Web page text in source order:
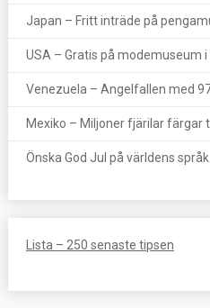
Japan – Fritt inträde på
USA – Gratis på modemuseum i
Venezuela – Angelfallen med
Mexiko – Miljoner fjärilar färgar
Önska God Jul på världens språk
Lista – 250 senaste tipsen